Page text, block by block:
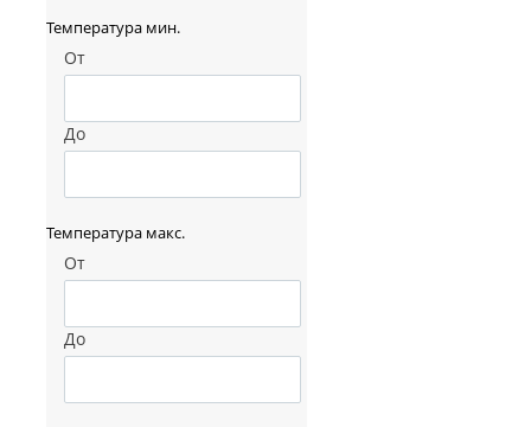
Температура мин.
От
До
Температура макс.
От
До